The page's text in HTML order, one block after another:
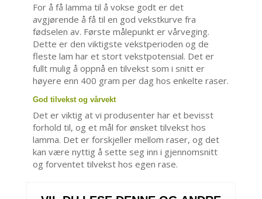
For å få lamma til å vokse godt er det
avgjørende å få til en god vekstkurve fra
fødselen av. Første målepunkt er vårveging.
Dette er den viktigste vekstperioden og de
fleste lam har et stort vekstpotensial. Det er
fullt mulig å oppnå en tilvekst som i snitt er
høyere enn 400 gram per dag hos enkelte raser.
God tilvekst og vårvekt
Det er viktig at vi produsenter har et bevisst
forhold til, og et mål for ønsket tilvekst hos
lamma. Det er forskjeller mellom raser, og det
kan være nyttig å sette seg inn i gjennomsnitt
og forventet tilvekst hos egen rase.